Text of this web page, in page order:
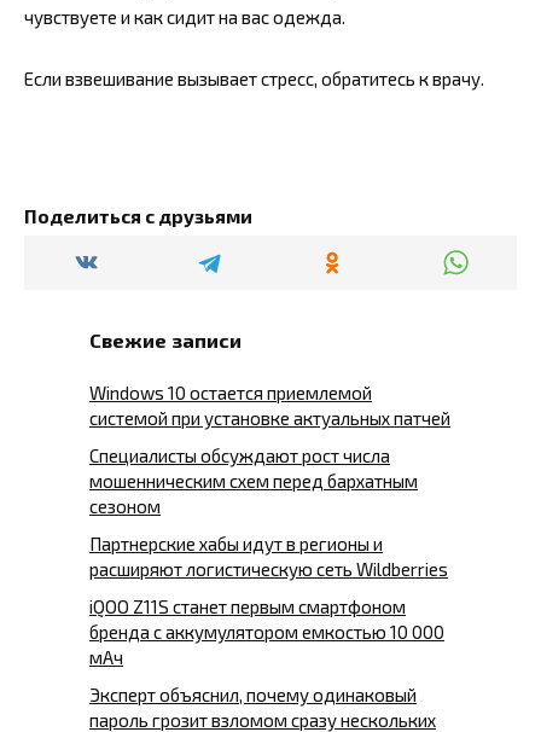
чувствуете и как сидит на вас одежда.
Если взвешивание вызывает стресс, обратитесь к врачу.
Поделиться с друзьями
Свежие записи
Windows 10 остается приемлемой
системой при установке актуальных патчей
Специалисты обсуждают рост числа
мошенническим схем перед бархатным
сезоном
Партнерские хабы идут в регионы и
расширяют логистическую сеть Wildberries
iQOO Z11S станет первым смартфоном
бренда с аккумулятором емкостью 10 000
мАч
Эксперт объяснил, почему одинаковый
пароль грозит взломом сразу нескольких